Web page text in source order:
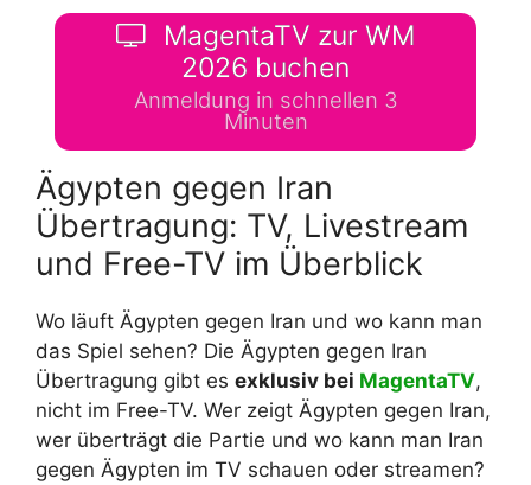
MagentaTV zur WM
2026 buchen
Anmeldung in schnellen 3
Minuten
Ägypten gegen Iran
Übertragung: TV, Livestream
und Free-TV im Überblick
Wo läuft Ägypten gegen Iran und wo kann man
das Spiel sehen? Die Ägypten gegen Iran
Übertragung gibt es exklusiv bei MagentaTV,
nicht im Free-TV. Wer zeigt Ägypten gegen Iran,
wer überträgt die Partie und wo kann man Iran
gegen Ägypten im TV schauen oder streamen?